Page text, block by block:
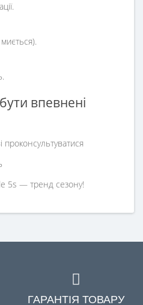
впевнені
проконсультуватися
5s — тренд сезону!
ГАРАНТІЯ ТОВАРУ